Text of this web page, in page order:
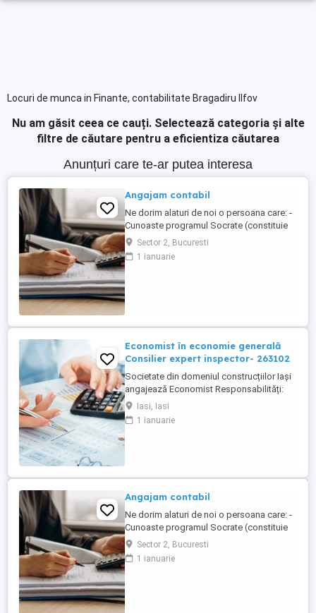
Locuri de munca in Finante, contabilitate Bragadiru Ilfov
Nu am găsit ceea ce cauți. Selectează categoria și alte
filtre de căutare pentru a eficientiza căutarea
Anunțuri care te-ar putea interesa
Angajam contabil
Ne dorim alaturi de noi o persoana care: -
Cunoaste programul Socrate (constituie
avantaj); - Cunoaste Microsoft Office; - Are
cunostinte de contabilitate financiara; -
Are experienta pe o pozitie similara, de
Sector 2, Bucuresti
1 ianuarie
Economist în economie generală
Consilier expert inspector- 263102
Societate din domeniul construcțiilor Iași
angajează Economist Responsabilități:
Înregistrarea și verificarea documentelor
contabile (facturi, bonuri, chitanțe, NIR-uri,
deconturi) Operarea și reconcilierea
Iasi, Iasi
1 ianuarie
Angajam contabil
Ne dorim alaturi de noi o persoana care: -
Cunoaste programul Socrate (constituie
avantaj); - Cunoaste Microsoft Office; - Are
cunostinte de contabilitate financiara; -
Are experienta pe o pozitie similara, de
Sector 2, Bucuresti
1 ianuarie